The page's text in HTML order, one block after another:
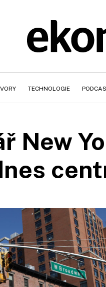
TECHNOLOGIE
New